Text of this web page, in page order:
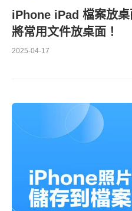
iPhone iPad 檔案放
將常用文件放桌面！
2025-04-17